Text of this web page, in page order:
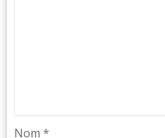
Nom *